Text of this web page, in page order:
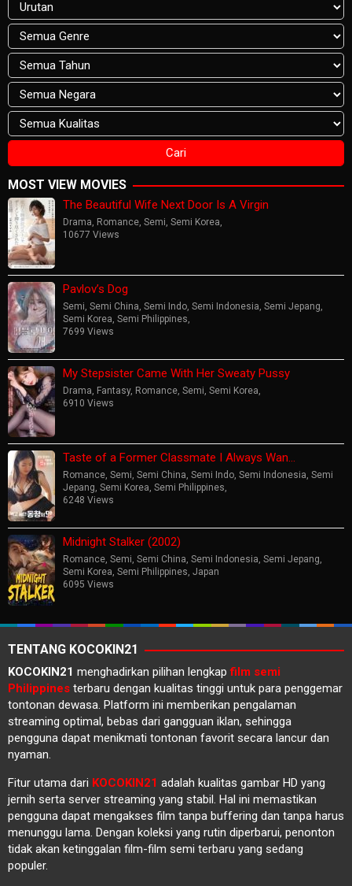
MOST VIEW MOVIES
The Beautiful Wife Next Door Is A Virgin
Drama, Romance, Semi, Semi Korea,
10677 Views
Pavlov’s Dog
Semi, Semi China, Semi Indo, Semi Indonesia, Semi Jepang,
Semi Korea, Semi Philippines,
7699 Views
My Stepsister Came With Her Sweaty Pussy
Drama, Fantasy, Romance, Semi, Semi Korea,
6910 Views
Taste of a Former Classmate I Always Wan…
Romance, Semi, Semi China, Semi Indo, Semi Indonesia, Semi
Jepang, Semi Korea, Semi Philippines,
6248 Views
Midnight Stalker (2002)
Romance, Semi, Semi China, Semi Indonesia, Semi Jepang,
Semi Korea, Semi Philippines, Japan
6095 Views
TENTANG KOCOKIN21
KOCOKIN21 menghadirkan pilihan lengkapfilm semi
Philippines terbaru dengan kualitas tinggi untuk para penggemar
tontonan dewasa. Platform ini memberikan pengalaman
streaming optimal, bebas dari gangguan iklan, sehingga
pengguna dapat menikmati tontonan favorit secara lancur dan
nyaman.
Fitur utama dari KOCOKIN21 adalah kualitas gambar HD yang
jernih serta server streaming yang stabil. Hal ini memastikan
pengguna dapat mengakses film tanpa buffering dan tanpa harus
menunggu lama. Dengan koleksi yang rutin diperbarui, penonton
tidak akan ketinggalan film-film semi terbaru yang sedang
populer.